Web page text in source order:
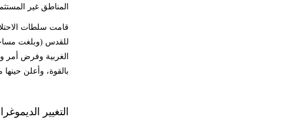
المناطق غير
قامت سلطات
الغربية وفرض أمر
بالقوة، وأعلن
التغيير